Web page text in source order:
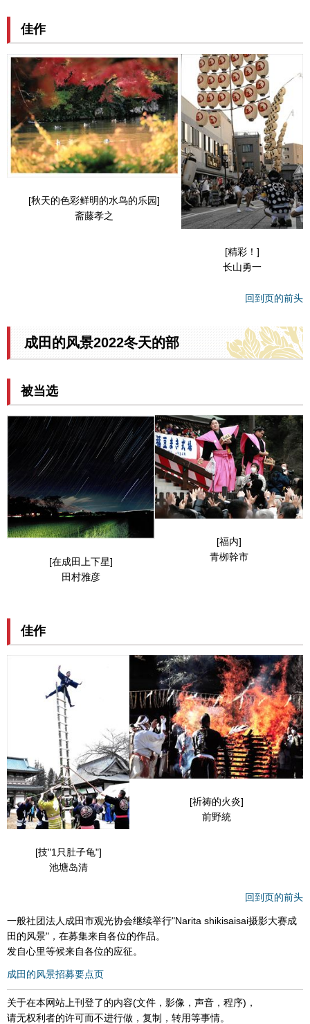
佳作
[秋天的色彩鲜明的水鸟的乐园]
斋藤孝之
[精彩！]
长山勇一
回到页的前头
成田的风景2022冬天的部
被当选
[在成田上下星]
田村雅彦
[福内]
青栁幹市
佳作
[技"1只肚子龟"]
池塘岛清
[祈祷的火炎]
前野統
回到页的前头
一般社团法人成田市观光协会继续举行"Narita shikisaisai摄影大赛成
田的风景"，在募集来自各位的作品。
发自心里等候来自各位的应征。
成田的风景招募要点页
关于在本网站上刊登了的内容(文件，影像，声音，程序)，
请无权利者的许可而不进行做，复制，转用等事情。